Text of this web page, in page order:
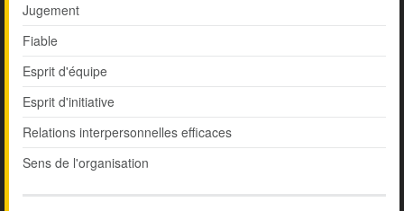
Jugement
Fiable
Esprit d'équipe
Esprit d'initiative
Relations interpersonnelles efficaces
Sens de l'organisation